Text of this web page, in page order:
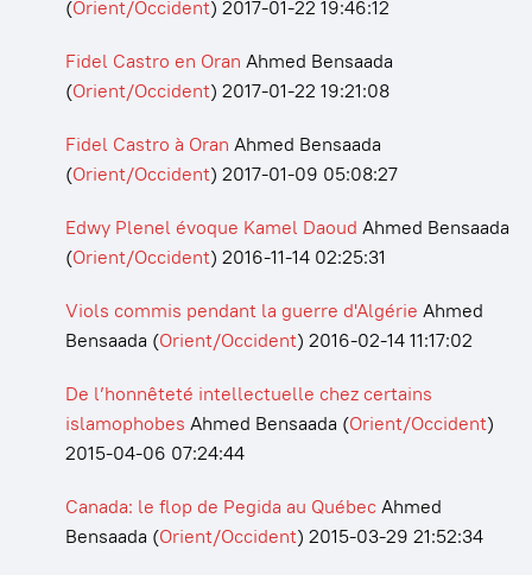
(Orient/Occident) 2017-01-22 19:46:12
Fidel Castro en Oran Ahmed Bensaada
(Orient/Occident) 2017-01-22 19:21:08
Fidel Castro à Oran Ahmed Bensaada
(Orient/Occident) 2017-01-09 05:08:27
Edwy Plenel évoque Kamel Daoud Ahmed Bensaada
(Orient/Occident) 2016-11-14 02:25:31
Viols commis pendant la guerre d'Algérie Ahmed
Bensaada (Orient/Occident) 2016-02-14 11:17:02
De l’honnêteté intellectuelle chez certains
islamophobes Ahmed Bensaada (Orient/Occident)
2015-04-06 07:24:44
Canada: le flop de Pegida au QuébecAhmed
Bensaada (Orient/Occident) 2015-03-29 21:52:34